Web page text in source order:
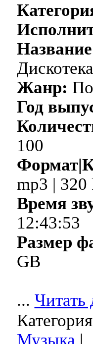
Жанр:
Год
100
mp3 | 320
Время
12:43:53
Размер
GB
... Читать
Музыка |